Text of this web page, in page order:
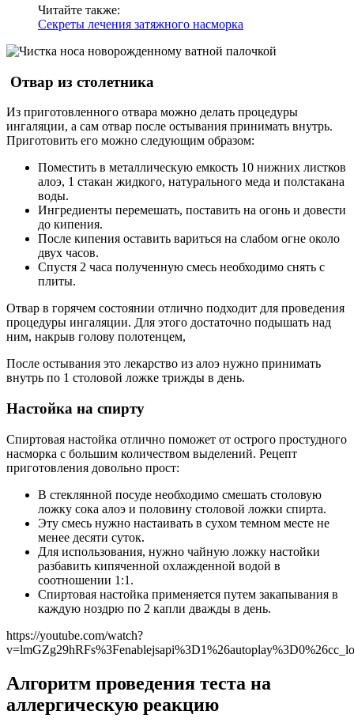
Читайте также:
Секреты лечения затяжного насморка
Отвар из столетника
Из приготовленного отвара можно делать процедуры
ингаляции, а сам отвар после остывания принимать внутрь.
Приготовить его можно следующим образом:
Поместить в металлическую емкость 10 нижних листков
алоэ, 1 стакан жидкого, натурального меда и полстакана
воды.
Ингредиенты перемешать, поставить на огонь и довести
до кипения.
После кипения оставить вариться на слабом огне около
двух часов.
Спустя 2 часа полученную смесь необходимо снять с
плиты.
Отвар в горячем состоянии отлично подходит для проведения
процедуры ингаляции. Для этого достаточно подышать над
ним, накрыв голову полотенцем,
После остывания это лекарство из алоэ нужно принимать
внутрь по 1 столовой ложке трижды в день.
Настойка на спирту
Спиртовая настойка отлично поможет от острого простудного
насморка с большим количеством выделений. Рецепт
приготовления довольно прост:
В стеклянной посуде необходимо смешать столовую
ложку сока алоэ и половину столовой ложки спирта.
Эту смесь нужно настаивать в сухом темном месте не
менее десяти суток.
Для использования, нужно чайную ложку настойки
разбавить кипяченной охлажденной водой в
соотношении 1:1.
Спиртовая настойка применяется путем закапывания в
каждую ноздрю по 2 капли дважды в день.
https://youtube.com/watch?
Алгоритм проведения теста на
аллергическую реакцию